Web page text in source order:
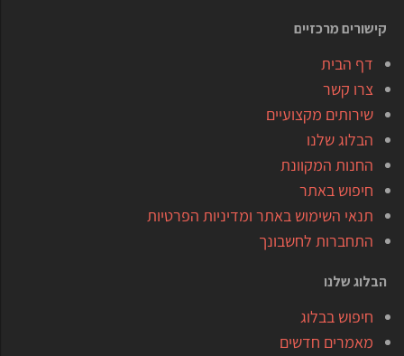
קישורים מרכזיים
דף הבית
צרו קשר
שירותים מקצועיים
הבלוג שלנו
החנות המקוונת
חיפוש באתר
תנאי השימוש באתר ומדיניות הפרטיות
התחברות לחשבונך
הבלוג שלנו
חיפוש בבלוג
מאמרים חדשים